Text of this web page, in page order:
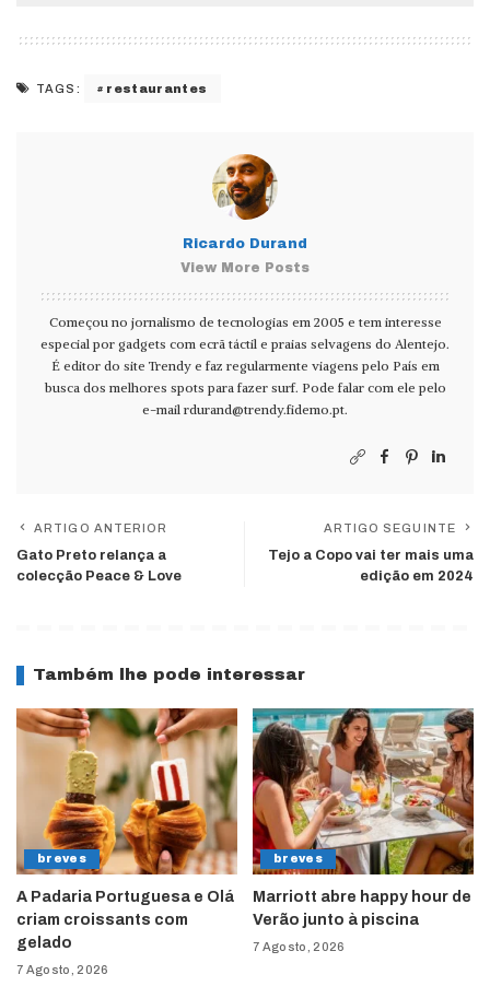
TAGS: restaurantes
Ricardo Durand
View More Posts
Começou no jornalismo de tecnologias em 2005 e tem interesse
especial por gadgets com ecrã táctil e praias selvagens do Alentejo.
É editor do site Trendy e faz regularmente viagens pelo País em
busca dos melhores spots para fazer surf. Pode falar com ele pelo
e-mail rdurand@trendy.fidemo.pt.
ARTIGO ANTERIOR
Gato Preto relança a
colecção Peace & Love
ARTIGO SEGUINTE
Tejo a Copo vai ter mais uma
edição em 2024
Também lhe pode interessar
breves
A Padaria Portuguesa e Olá
criam croissants com
gelado
7 Agosto, 2026
breves
Marriott abre happy hour de
Verão junto à piscina
7 Agosto, 2026